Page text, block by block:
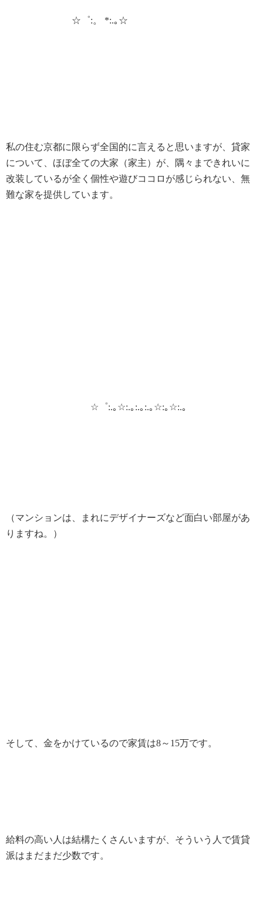
☆゜:。 *:.｡☆
私の住む京都に限らず全国的に言えると思いますが、貸家
について、ほぼ全ての大家（家主）が、隅々まできれいに
改装しているが全く個性や遊びココロが感じられない、無
難な家を提供しています。
☆゜:.｡☆:.｡ :.｡ :.｡☆:｡☆:.｡
（マンションは、まれにデザイナーズなど面白い部屋があ
りますね。）
そして、金をかけているので家賃は8～ 15万です。
給料の高い人は結構たくさんいますが、そういう人で賃貸
派はまだまだ少数です。